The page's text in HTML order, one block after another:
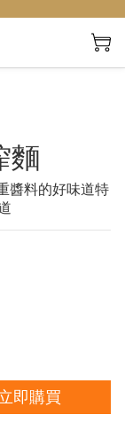
麵
醬料的好味道特
即購買